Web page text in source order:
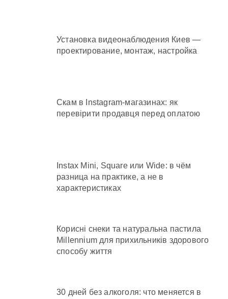
Установка видеонаблюдения Киев —
проектирование, монтаж, настройка
Скам в Instagram-магазинах: як
перевірити продавця перед оплатою
Instax Mini, Square или Wide: в чём
разница на практике, а не в
характеристиках
Корисні снеки та натуральна пастила
Millennium для прихильників здорового
способу життя
30 дней без алкоголя: что меняется в